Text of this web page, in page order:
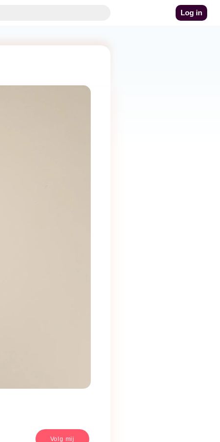
Log in
Volg mij